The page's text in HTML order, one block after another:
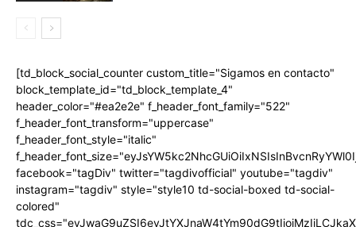
[td_block_social_counter custom_title="Sigamos en contacto"
block_template_id="td_block_template_4"
header_color="#ea2e2e" f_header_font_family="522"
f_header_font_transform="uppercase"
f_header_font_style="italic"
facebook="tagDiv" twitter="tagdivofficial" youtube="tagdiv"
instagram="tagdiv" style="style10 td-social-boxed td-social-
colored"